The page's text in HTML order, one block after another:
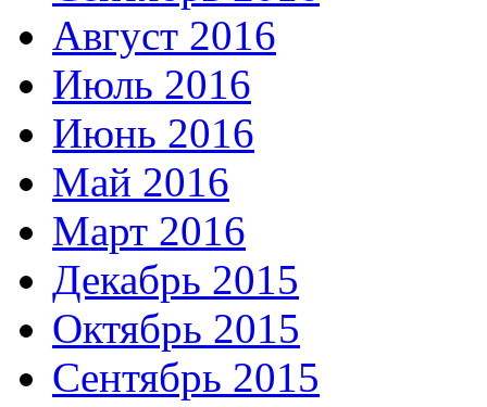
Август 2016
Июль 2016
Июнь 2016
Май 2016
Март 2016
Декабрь 2015
Октябрь 2015
Сентябрь 2015